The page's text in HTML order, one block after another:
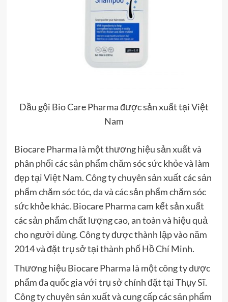
Dầu gội Bio Care Pharma được sản xuất tại Việt
Nam
Biocare Pharma là một thương hiệu sản xuất và
phân phối các sản phẩm chăm sóc sức khỏe và làm
đẹp tại Việt Nam. Công ty chuyên sản xuất các sản
phẩm chăm sóc tóc, da và các sản phẩm chăm sóc
sức khỏe khác. Biocare Pharma cam kết sản xuất
các sản phẩm chất lượng cao, an toàn và hiệu quả
cho người dùng. Công ty được thành lập vào năm
2014 và đặt trụ sở tại thành phố Hồ Chí Minh.
Thương hiệu Biocare Pharma là một công ty dược
phẩm đa quốc gia với trụ sở chính đặt tại Thụy Sĩ.
Công ty chuyên sản xuất và cung cấp các sản phẩm